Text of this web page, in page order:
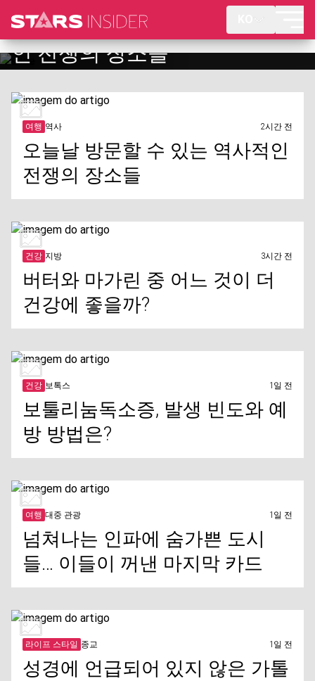
버터와 마가린 중 어느 것이 더
건강에 좋을까?
여행 역사 2시간 전
오늘날 방문할 수 있는 역사적인
전쟁의 장소들
건강 지방 3시간 전
버터와 마가린 중 어느 것이 더
건강에 좋을까?
건강 보톡스 1일 전
보툴리눔독소증, 발생 빈도와 예
방 방법은?
여행 대중 관광 1일 전
넘쳐나는 인파에 숨가쁜 도시
들… 이들이 꺼낸 마지막 카드
라이프 스타일 종교 1일 전
성경에 언급되어 있지 않은 가톨